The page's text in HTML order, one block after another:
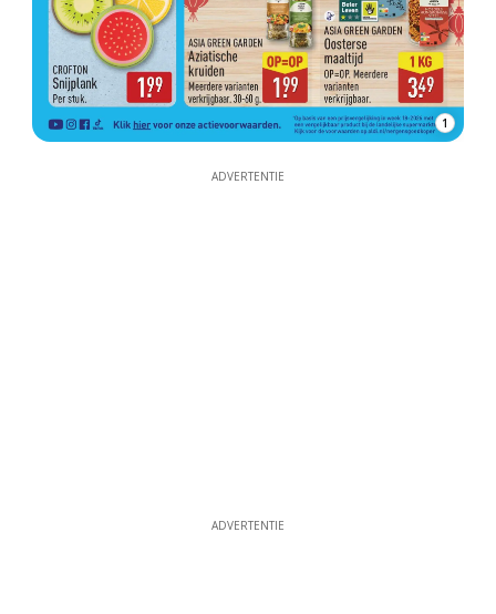
1
ADVERTENTIE
ADVERTENTIE